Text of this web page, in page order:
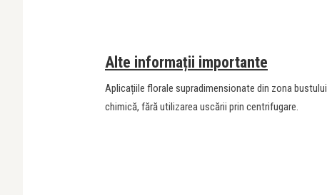
Alte informații importante
Aplicațiile florale supradimensionate din zona
chimică, fără utilizarea uscării prin centrifugare.